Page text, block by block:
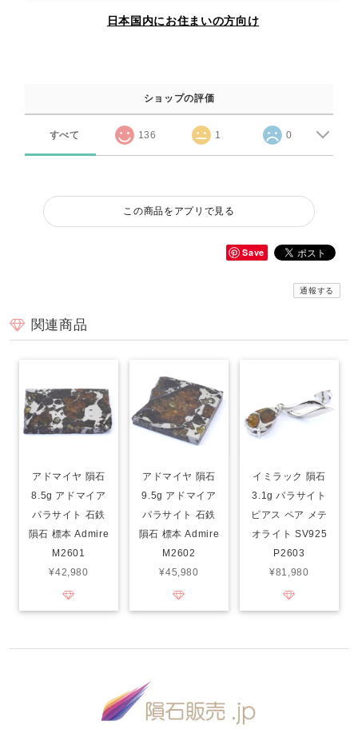
日本国内にお住まいの方向け
ショップの評価
すべて 136 1 0
この商品をアプリで見る
Save
通報する
関連商品
アドマイヤ 隕石
8.5g アドマイア
パラサイト 石鉄
隕石 標本 Admire
M2601
¥42,980
アドマイヤ 隕石
9.5g アドマイア
パラサイト 石鉄
隕石 標本 Admire
M2602
¥45,980
イミラック 隕石
3.1g パラサイト
ピアス ペア メテ
オライト SV925
P2603
¥81,980